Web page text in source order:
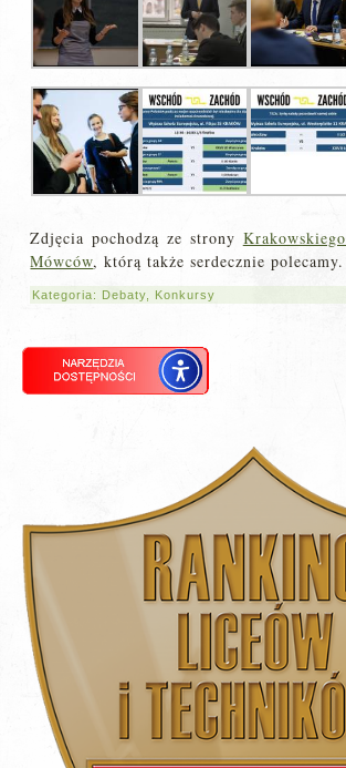
Zdjęcia pochodzą ze strony
Mówców, którą także serdecznie polecamy.
Kategoria: Debaty Konkursy